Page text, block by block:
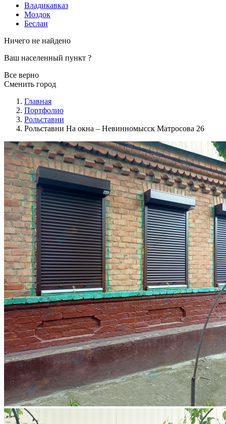
Владикавказ
Моздок
Беслан
Ничего не найдено
Ваш населенный пункт ?
Все верно
Сменить город
Главная
Портфолио
Рольставни
Рольставни На окна – Невинномысск Матросова 26